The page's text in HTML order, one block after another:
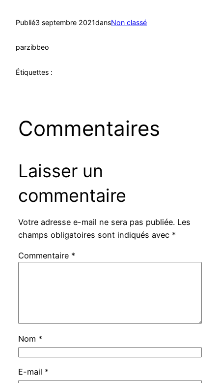
Publié3 septembre 2021dansNon classé
parzibbeo
Étiquettes :
Commentaires
Laisser un
commentaire
Votre adresse e-mail ne sera pas publiée. Les
champs obligatoires sont indiqués avec *
Commentaire *
Nom *
E-mail *